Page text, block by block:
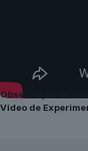
Observação de
Vídeo de